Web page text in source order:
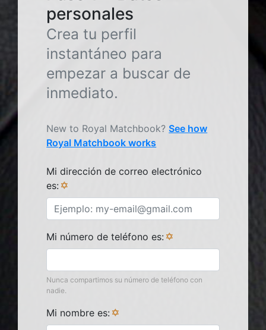
personales
Crea tu perfil
instantáneo para
empezar a buscar de
inmediato.
New to Royal Matchbook? See how
Royal Matchbook works
Mi dirección de correo electrónico
es:
Mi número de teléfono es:
Nunca compartimos su número de teléfono con
nadie.
Mi nombre es: